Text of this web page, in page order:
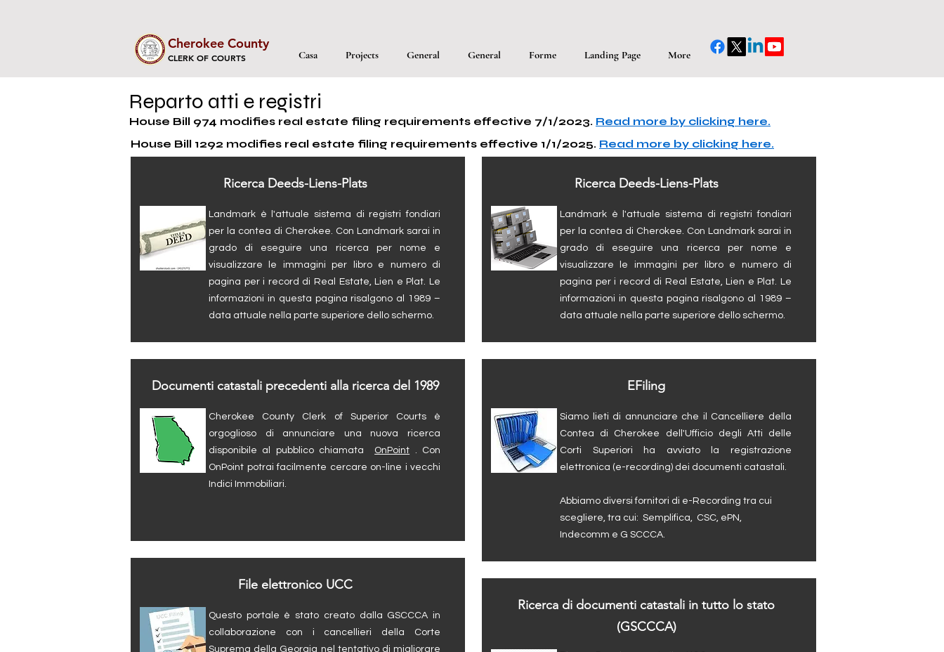
Cherokee County
CLERK OF COURTS Casa Projects General General Forme Landing Page More
Reparto atti e registri
House Bill 974 modifies real estate filing requirements effective 7/1/2023. Read more by clicking here.
House Bill 1292 modifies real estate filing requirements effective 1/1/2025. Read more by clicking here.
Ricerca Deeds-Liens-Plats
Landmark è l'attuale sistema di registri fondiari
per la contea di Cherokee. Con Landmark sarai in
grado di eseguire una ricerca per nome e
visualizzare le immagini per libro e numero di
pagina per i record di Real Estate, Lien e Plat. Le
informazioni in questa pagina risalgono al 1989 –
data attuale nella parte superiore dello schermo.
Documenti catastali precedenti alla ricerca del 1989
Cherokee County Clerk of Superior Courts è
orgoglioso di annunciare una nuova ricerca
disponibile al pubblico chiamata OnPoint . Con
OnPoint potrai facilmente cercare on-line i vecchi
Indici Immobiliari.
File elettronico UCC
Questo portale è stato creato dalla GSCCCA in
collaborazione con i cancellieri della Corte
Suprema della Georgia nel tentativo di migliorare
Ricerca Deeds-Liens-Plats
Landmark è l'attuale sistema di registri fondiari
per la contea di Cherokee. Con Landmark sarai in
grado di eseguire una ricerca per nome e
visualizzare le immagini per libro e numero di
pagina per i record di Real Estate, Lien e Plat. Le
informazioni in questa pagina risalgono al 1989 –
data attuale nella parte superiore dello schermo.
EFiling
Siamo lieti di annunciare che il Cancelliere della
Contea di Cherokee dell'Ufficio degli Atti delle
Corti Superiori ha avviato la registrazione
elettronica (e-recording) dei documenti catastali.
Abbiamo diversi fornitori di e-Recording tra cui
scegliere, tra cui: Semplifica, CSC, ePN,
Indecomm e G SCCCA.
Ricerca di documenti catastali in tutto lo stato
(GSCCCA)